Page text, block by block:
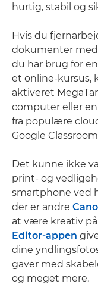
hurtig, stabil og
Hvis du
dokumenter
du har brug for
et online-kursus,
aktiveret
computer eller
fra populære
Google
Det kunne ikke
print- og
smartphone ved
der er andre
at være kreativ
Editor-appen
dine
gaver med
og meget mere.